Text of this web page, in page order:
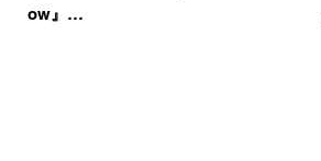
ow』…